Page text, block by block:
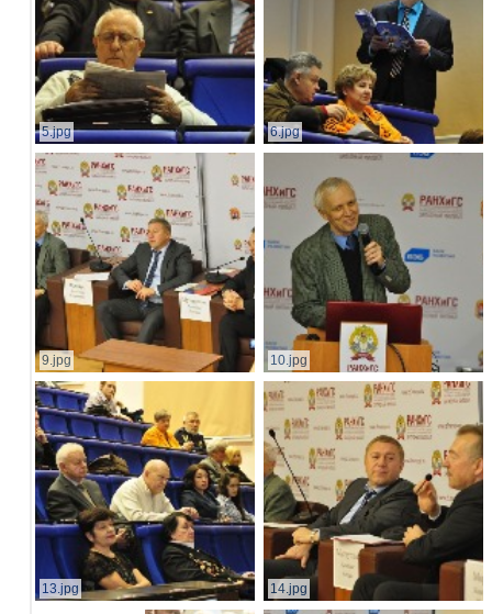
5.jpg 6.jpg
9.jpg 10.jpg
13.jpg 14.jpg